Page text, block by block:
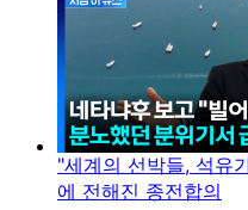
"세계의 선박들, 석유
에 전해진 종전합의